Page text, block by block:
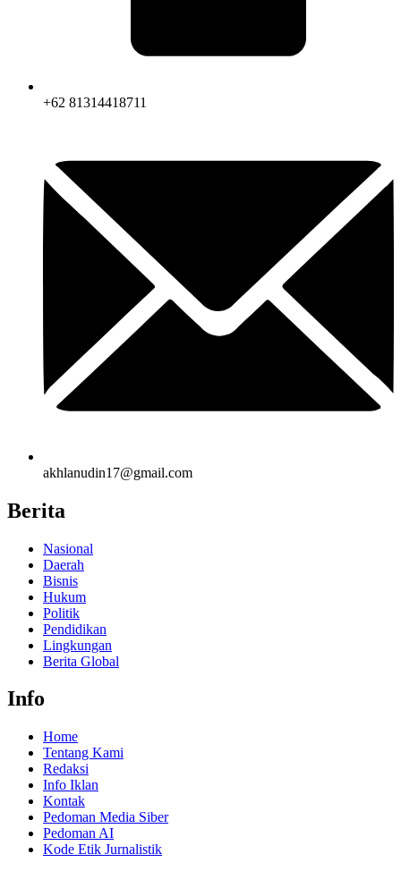
+62 81314418711
akhlanudin17@gmail.com
Berita
Nasional
Daerah
Bisnis
Hukum
Politik
Pendidikan
Lingkungan
Berita Global
Info
Home
Tentang Kami
Redaksi
Info Iklan
Kontak
Pedoman Media Siber
Pedoman AI
Kode Etik Jurnalistik